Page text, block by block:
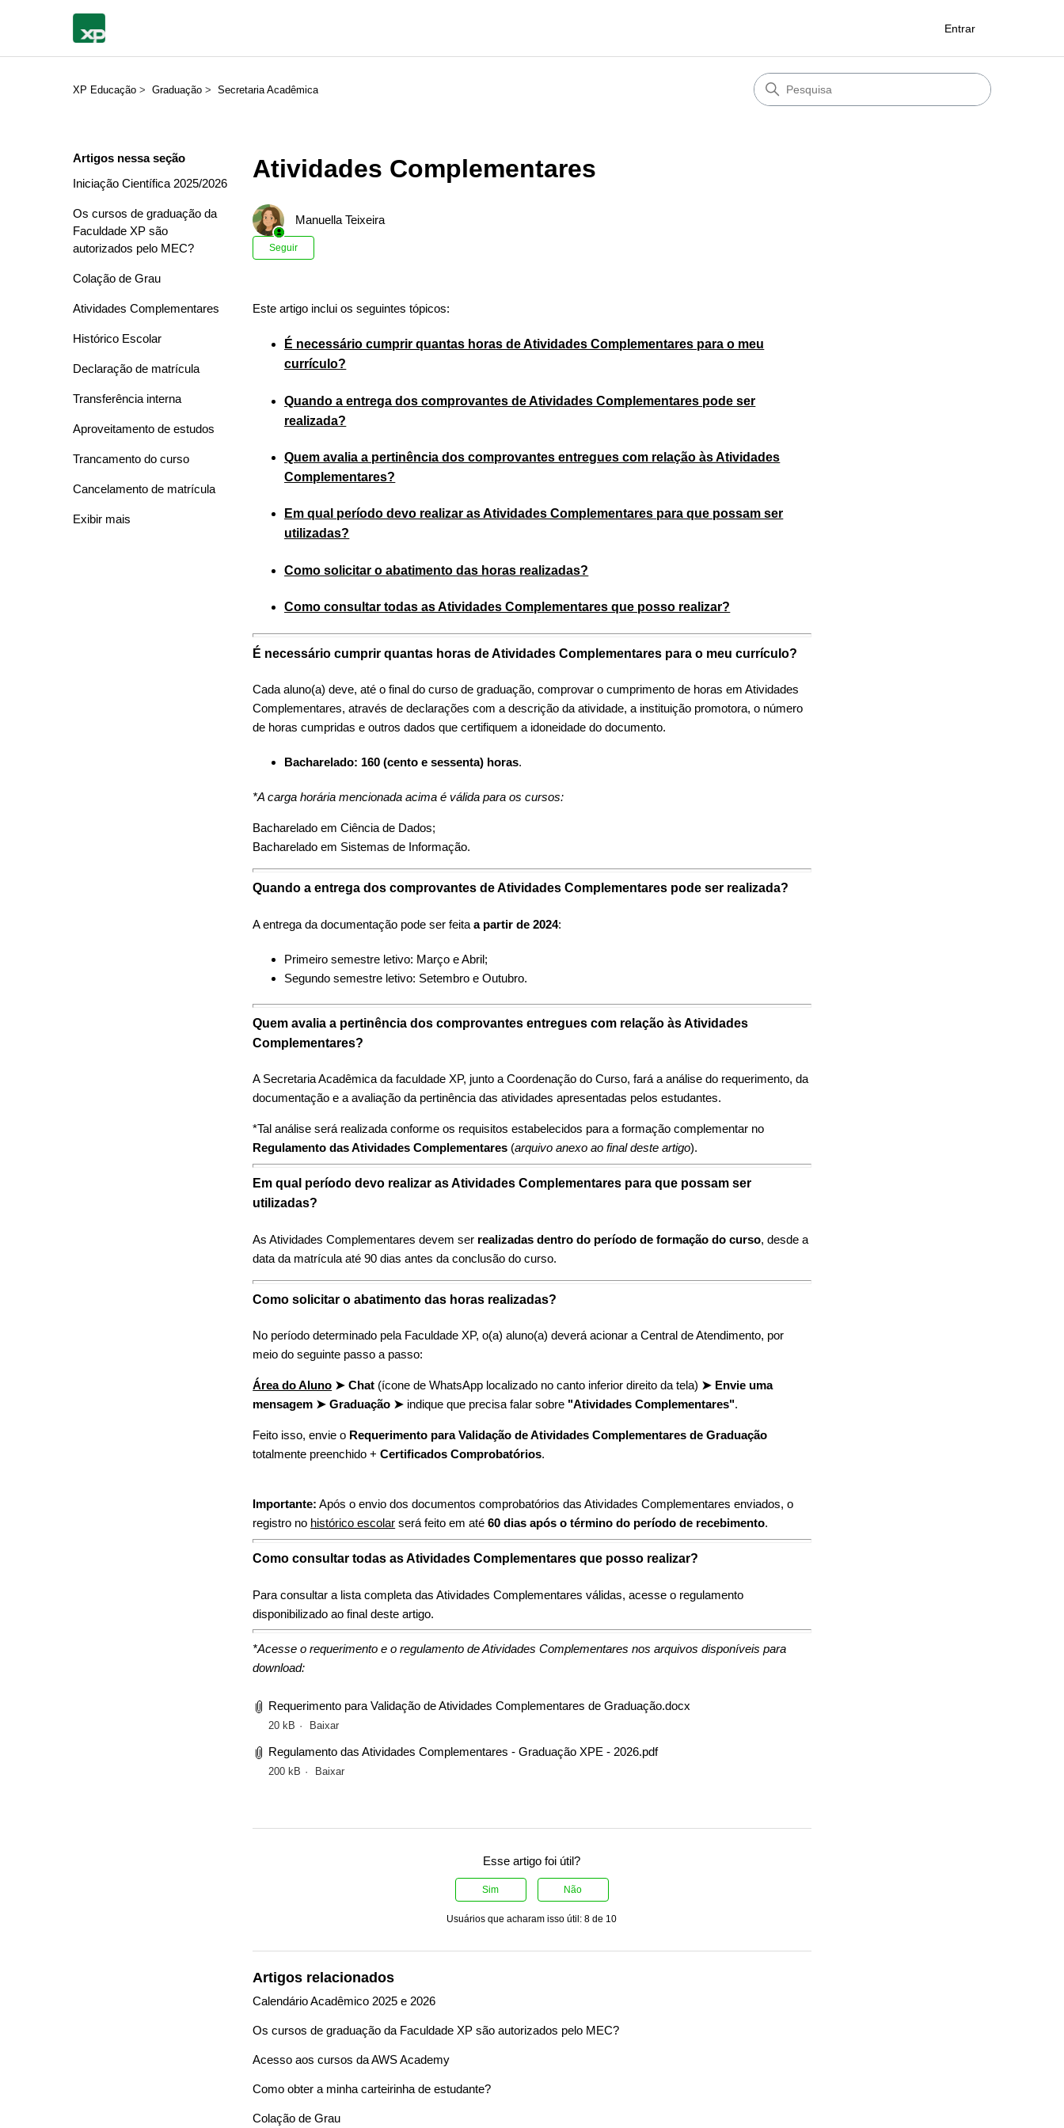
Entrar
XP Educação Graduação Secretaria Acadêmica
Artigos nessa seção
Iniciação Científica 2025/2026
Os cursos de graduação da
Faculdade XP são
autorizados pelo MEC?
Colação de Grau
Atividades Complementares
Histórico Escolar
Declaração de matrícula
Transferência interna
Aproveitamento de estudos
Trancamento do curso
Cancelamento de matrícula
Exibir mais
Atividades Complementares
Manuella Teixeira
Seguir
Este artigo inclui os seguintes tópicos:
É necessário cumprir quantas horas de Atividades Complementares para o meu
currículo?
Quando a entrega dos comprovantes de Atividades Complementares pode ser
realizada?
Quem avalia a pertinência dos comprovantes entregues com relação às Atividades
Complementares?
Em qual período devo realizar as Atividades Complementares para que possam ser
utilizadas?
Como solicitar o abatimento das horas realizadas?
Como consultar todas as Atividades Complementares que posso realizar?
É necessário cumprir quantas horas de Atividades Complementares para o meu currículo?
Cada aluno(a) deve, até o final do curso de graduação, comprovar o cumprimento de horas em Atividades
Complementares, através de declarações com a descrição da atividade, a instituição promotora, o número
de horas cumpridas e outros dados que certifiquem a idoneidade do documento.
Bacharelado: 160 (cento e sessenta) horas.
*A carga horária mencionada acima é válida para os cursos:
Bacharelado em Ciência de Dados;
Bacharelado em Sistemas de Informação.
Quando a entrega dos comprovantes de Atividades Complementares pode ser realizada?
A entrega da documentação pode ser feitaa partir de 2024:
Primeiro semestre letivo: Março e Abril;
Segundo semestre letivo: Setembro e Outubro.
Quem avalia a pertinência dos comprovantes entregues com relação às Atividades
Complementares?
A Secretaria Acadêmica da faculdade XP, junto a Coordenação do Curso, fará a análise do requerimento, da
documentação e a avaliação da pertinência das atividades apresentadas pelos estudantes.
*Tal análise será realizada conforme os requisitos estabelecidos para a formação complementar no
Regulamento das Atividades Complementares (arquivo anexo ao final deste artigo).
Em qual período devo realizar as Atividades Complementares para que possam ser
utilizadas?
As Atividades Complementares devem ser realizadas dentro do período de formação do curso, desde a
data da matrícula até 90 dias antes da conclusão do curso.
Como solicitar o abatimento das horas realizadas?
No período determinado pela Faculdade XP, o(a) aluno(a) deverá acionar a Central de Atendimento, por
meio do seguinte passo a passo:
Área do Aluno ➤ Chat (ícone de WhatsApp localizado no canto inferior direito da tela) ➤ Envie uma
mensagem ➤ Graduação ➤ indique que precisa falar sobre "Atividades Complementares".
Feito isso, envie o Requerimento para Validação de Atividades Complementares de Graduação
totalmente preenchido + Certificados Comprobatórios.
Importante: Após o envio dos documentos comprobatórios das Atividades Complementares enviados, o
registro no histórico escolar será feito em até60 dias após o término do período de recebimento.
Como consultar todas as Atividades Complementares que posso realizar?
Para consultar a lista completa das Atividades Complementares válidas, acesse o regulamento
disponibilizado ao final deste artigo.
*Acesse o requerimento e o regulamento de Atividades Complementares nos arquivos disponíveis para
download:
Requerimento para Validação de Atividades Complementares de Graduação.docx
20 kB Baixar
Regulamento das Atividades Complementares - Graduação XPE - 2026.pdf
200 kB Baixar
Esse artigo foi útil?
Sim Não
Usuários que acharam isso útil: 8 de 10
Artigos relacionados
Calendário Acadêmico 2025 e 2026
Os cursos de graduação da Faculdade XP são autorizados pelo MEC?
Acesso aos cursos da AWS Academy
Como obter a minha carteirinha de estudante?
Colação de Grau